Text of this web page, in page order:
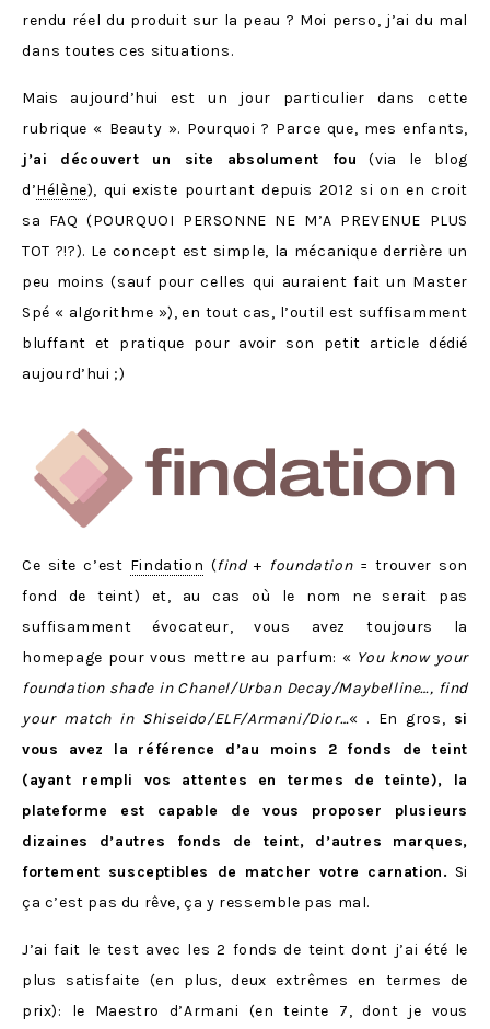
rendu réel du produit sur la peau ? Moi perso, j’ai du mal
dans toutes ces situations.
Mais aujourd’hui est un jour particulier dans cette
rubrique « Beauty ». Pourquoi ? Parce que, mes enfants,
j’ai découvert un site absolument fou (via le blog
d’Hélène), qui existe pourtant depuis 2012 si on en croit
sa FAQ (POURQUOI PERSONNE NE M’A PREVENUE PLUS
TOT ?!?). Le concept est simple, la mécanique derrière un
peu moins (sauf pour celles qui auraient fait un Master
Spé « algorithme »), en tout cas, l’outil est suffisamment
bluffant et pratique pour avoir son petit article dédié
aujourd’hui ;)
Ce site c’est Findation (find+ foundation= trouver son
fond de teint) et, au cas où le nom ne serait pas
suffisamment évocateur, vous avez toujours la
homepage pour vous mettre au parfum: « You know your
foundation shade in Chanel/Urban Decay/Maybelline…, find
your match in Shiseido/ELF/Armani/Dior…« . En gros, si
vous avez la référence d’au moins 2 fonds de teint
(ayant rempli vos attentes en termes de teinte), la
plateforme est capable de vous proposer plusieurs
dizaines d’autres fonds de teint, d’autres marques,
fortement susceptibles de matcher votre carnation. Si
ça c’est pas du rêve, ça y ressemble pas mal.
J’ai fait le test avec les 2 fonds de teint dont j’ai été le
plus satisfaite (en plus, deux extrêmes en termes de
prix): le Maestro d’Armani (en teinte 7, dont je vous